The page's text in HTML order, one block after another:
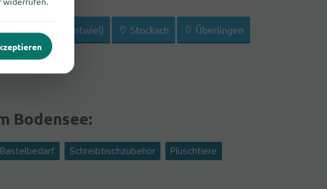
Singen (Hohentwiel) Stockach Überlingen
Bodensee:
Bastelbedarf Schreibtischzubehör Plüschtiere